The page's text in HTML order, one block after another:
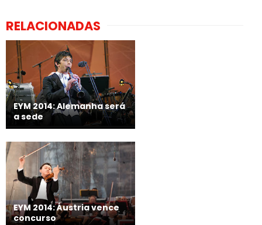
RELACIONADAS
EYM 2014: Alemanha será
a sede
EYM 2014: Áustria vence
concurso